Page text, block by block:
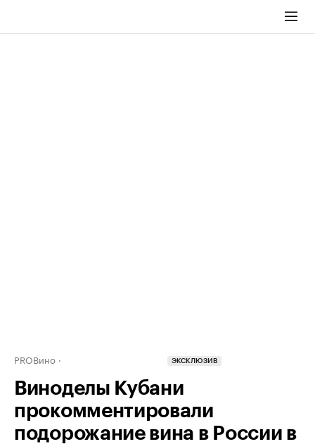
PROВино ЭКСКЛЮЗИВ
Виноделы Кубани
прокомментировали
подорожание вина в России в